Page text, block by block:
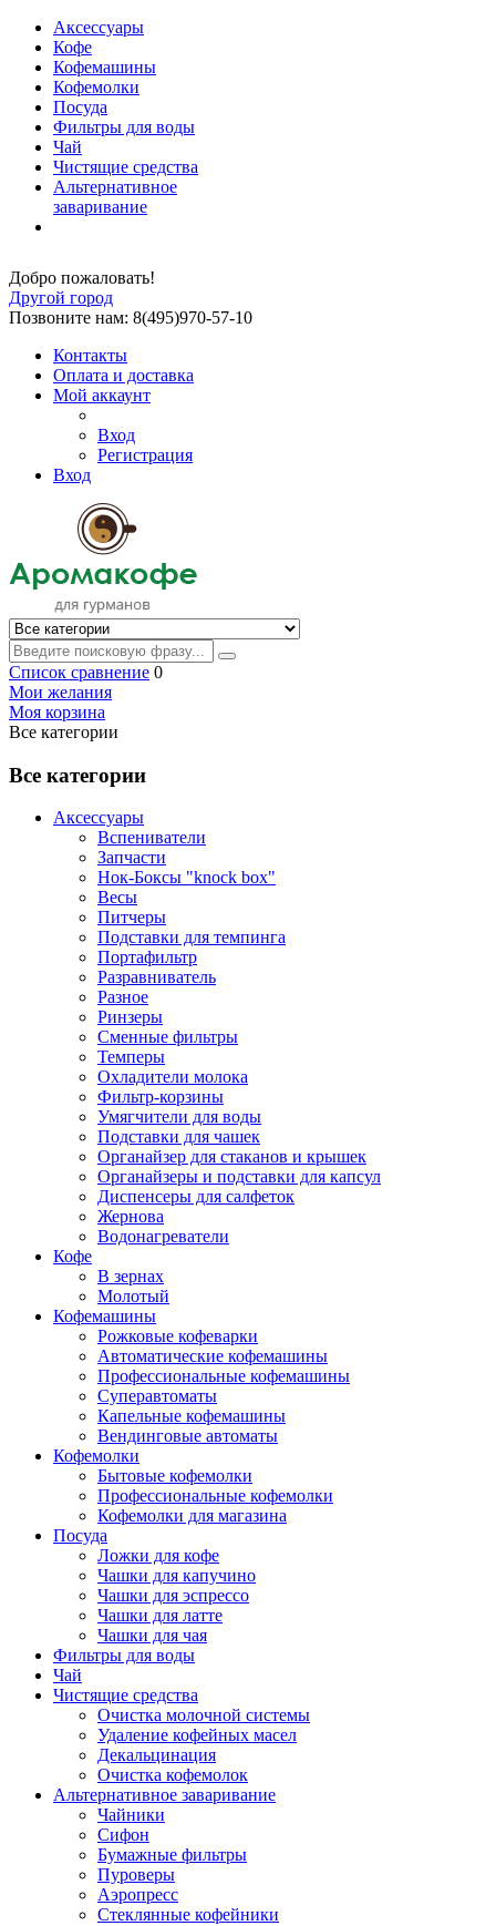
Аксессуары
Кофе
Кофемашины
Кофемолки
Посуда
Фильтры для воды
Чай
Чистящие средства
Альтернативное
заваривание
Добро пожаловать!
Другой город
Позвоните нам: 8(495)970-57-10
Контакты
Оплата и доставка
Мой аккаунт
Вход
Регистрация
Вход
Список сравнение 0
Мои желания
Моя корзина
Все категории
Все категории
Аксессуары
Вспениватели
Запчасти
Нок-Боксы "knock box"
Весы
Питчеры
Подставки для темпинга
Портафильтр
Разравниватель
Разное
Ринзеры
Сменные фильтры
Темперы
Охладители молока
Фильтр-корзины
Умягчители для воды
Подставки для чашек
Органайзер для стаканов и крышек
Органайзеры и подставки для капсул
Диспенсеры для салфеток
Жернова
Водонагреватели
Кофе
В зернах
Молотый
Кофемашины
Рожковые кофеварки
Автоматические кофемашины
Профессиональные кофемашины
Суперавтоматы
Капельные кофемашины
Вендинговые автоматы
Кофемолки
Бытовые кофемолки
Профессиональные кофемолки
Кофемолки для магазина
Посуда
Ложки для кофе
Чашки для капучино
Чашки для эспрессо
Чашки для латте
Чашки для чая
Фильтры для воды
Чай
Чистящие средства
Очистка молочной системы
Удаление кофейных масел
Декальцинация
Очистка кофемолок
Альтернативное заваривание
Чайники
Сифон
Бумажные фильтры
Пуроверы
Аэропресс
Стеклянные кофейники